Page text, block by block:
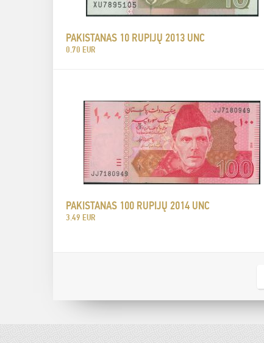
PAKISTANAS 10 RUPIJŲ 2013 UNC
0.70 EUR
PAKISTANAS 100 RUPIJŲ 2014 UNC
3.49 EUR